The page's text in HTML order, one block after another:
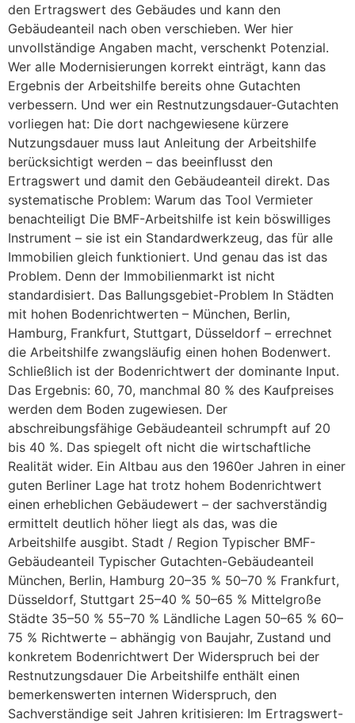
den Ertragswert des Gebäudes und kann den
Gebäudeanteil nach oben verschieben. Wer hier
unvollständige Angaben macht, verschenkt Potenzial.
Wer alle Modernisierungen korrekt einträgt, kann das
Ergebnis der Arbeitshilfe bereits ohne Gutachten
verbessern. Und wer ein Restnutzungsdauer-Gutachten
vorliegen hat: Die dort nachgewiesene kürzere
Nutzungsdauer muss laut Anleitung der Arbeitshilfe
berücksichtigt werden – das beeinflusst den
Ertragswert und damit den Gebäudeanteil direkt. Das
systematische Problem: Warum das Tool Vermieter
benachteiligt Die BMF-Arbeitshilfe ist kein böswilliges
Instrument – sie ist ein Standardwerkzeug, das für alle
Immobilien gleich funktioniert. Und genau das ist das
Problem. Denn der Immobilienmarkt ist nicht
standardisiert. Das Ballungsgebiet-Problem In Städten
mit hohen Bodenrichtwerten – München, Berlin,
Hamburg, Frankfurt, Stuttgart, Düsseldorf – errechnet
die Arbeitshilfe zwangsläufig einen hohen Bodenwert.
Schließlich ist der Bodenrichtwert der dominante Input.
Das Ergebnis: 60, 70, manchmal 80 % des Kaufpreises
werden dem Boden zugewiesen. Der
abschreibungsfähige Gebäudeanteil schrumpft auf 20
bis 40 %. Das spiegelt oft nicht die wirtschaftliche
Realität wider. Ein Altbau aus den 1960er Jahren in einer
guten Berliner Lage hat trotz hohem Bodenrichtwert
einen erheblichen Gebäudewert – der sachverständig
ermittelt deutlich höher liegt als das, was die
Arbeitshilfe ausgibt. Stadt / Region Typischer BMF-
Gebäudeanteil Typischer Gutachten-Gebäudeanteil
München, Berlin, Hamburg 20–35 % 50–70 % Frankfurt,
Düsseldorf, Stuttgart 25–40 % 50–65 % Mittelgroße
Städte 35–50 % 55–70 % Ländliche Lagen 50–65 % 60–
75 % Richtwerte – abhängig von Baujahr, Zustand und
konkretem Bodenrichtwert Der Widerspruch bei der
Restnutzungsdauer Die Arbeitshilfe enthält einen
bemerkenswerten internen Widerspruch, den
Sachverständige seit Jahren kritisieren: Im Ertragswert-